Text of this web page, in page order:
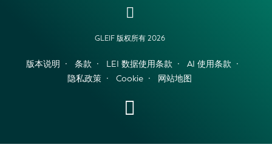
GLEIF 版权所有 2026
版本说明 条款 LEI 数据使用条款
AI 使用条款
隐私政策
Cookie 网站地图